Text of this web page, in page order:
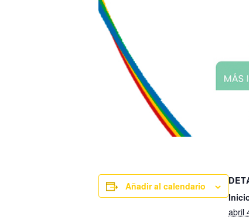
Añadir al calendario
abril